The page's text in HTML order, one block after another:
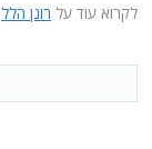
לקרוא עוד על רונן הלל